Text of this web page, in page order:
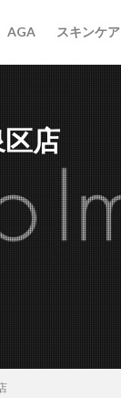
AGA スキンケア
店